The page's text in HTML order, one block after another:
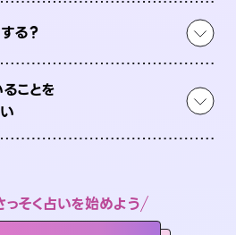
る？
ことを
そく占いを始めよう